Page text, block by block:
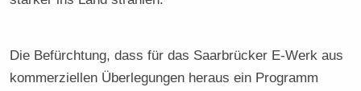
Die Befürchtung, dass für das Saarbrücker E-Werk aus
kommerziellen Überlegungen heraus ein Programm